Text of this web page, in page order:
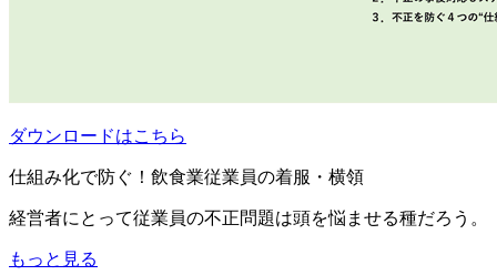
ダウンロードはこちら
仕組み化で防ぐ！飲食業従業員の着服・横領
経営者にとって従業員の不正問題は頭を悩ませる種だろう。
もっと見る